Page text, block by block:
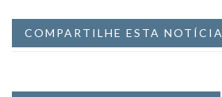
COMPARTILHE ESTA NOTÍCIA